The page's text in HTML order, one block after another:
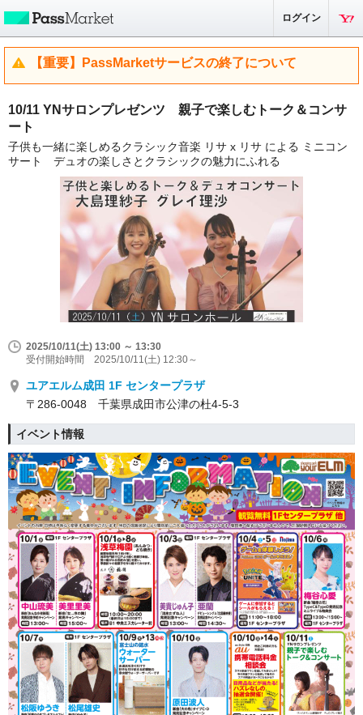
ログイン
【重要】PassMarketサービスの終了について
10/11 YNサロンプレゼンツ 親子で楽しむトーク＆コンサ
ート
子供も一緒に楽しめるクラシック音楽 リサ x リサ による ミニコン
サート デュオの楽しさとクラシックの魅力にふれる
2025/10/11(土) 13:00 ～ 13:30
受付開始時間 2025/10/11(土) 12:30～
ユアエルム成田 1F センタープラザ
〒286-0048 千葉県成田市公津の杜4-5-3
イベント情報